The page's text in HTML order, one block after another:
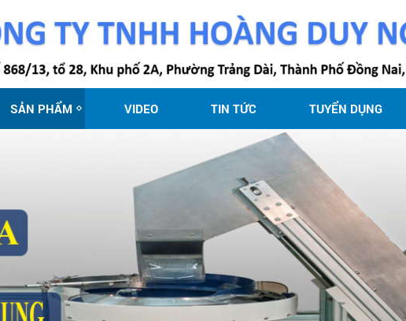
SẢN PHẨM VIDEO TIN TỨC TUYỂN DỤNG